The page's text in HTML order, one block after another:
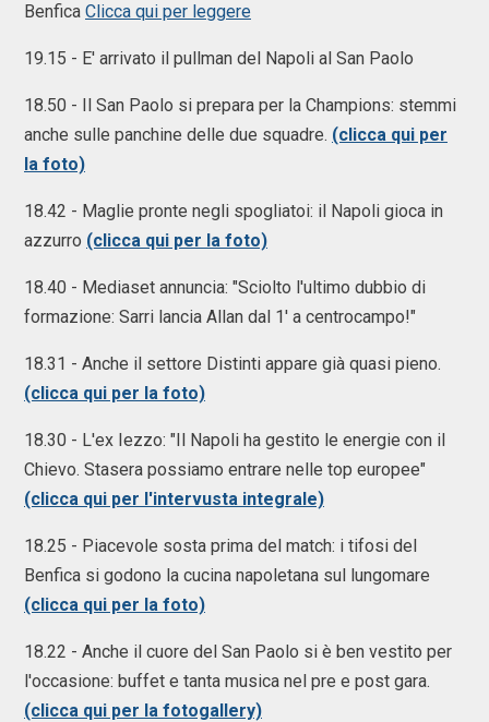
Benfica Clicca qui per leggere
19.15 - E' arrivato il pullman del Napoli al San Paolo
18.50 - Il San Paolo si prepara per la Champions: stemmi
anche sulle panchine delle due squadre. (clicca qui per
la foto)
18.42 - Maglie pronte negli spogliatoi: il Napoli gioca in
azzurro (clicca qui per la foto)
18.40 - Mediaset annuncia: "Sciolto l'ultimo dubbio di
formazione: Sarri lancia Allan dal 1' a centrocampo!"
18.31 - Anche il settore Distinti appare già quasi pieno.
(clicca qui per la foto)
18.30 - L'ex Iezzo: "Il Napoli ha gestito le energie con il
Chievo. Stasera possiamo entrare nelle top europee"
(clicca qui per l'intervusta integrale)
18.25 - Piacevole sosta prima del match: i tifosi del
Benfica si godono la cucina napoletana sul lungomare
(clicca qui per la foto)
18.22 - Anche il cuore del San Paolo si è ben vestito per
l'occasione: buffet e tanta musica nel pre e post gara.
(clicca qui per la fotogallery)